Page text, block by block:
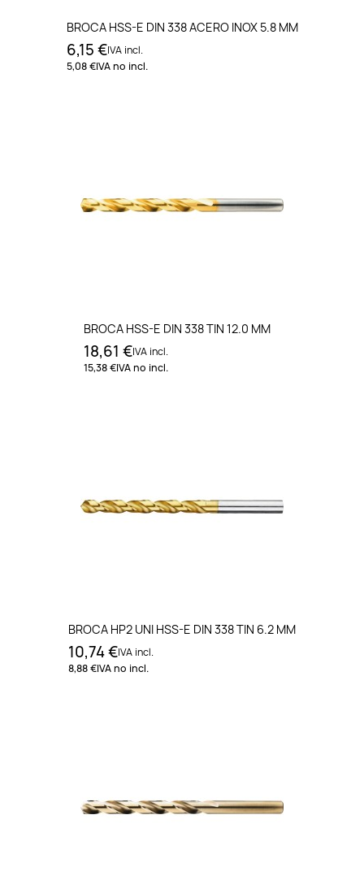
BROCA HSS-E DIN 338 ACERO INOX 5.8 MM
6,15 €IVA incl.
5,08 €IVA no incl.
BROCA HSS-E DIN 338 TIN 12.0 MM
18,61 €IVA incl.
15,38 €IVA no incl.
BROCA HP2 UNI HSS-E DIN 338 TIN 6.2 MM
10,74 €IVA incl.
8,88 €IVA no incl.